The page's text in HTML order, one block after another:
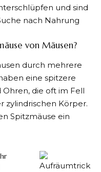
und sind
nach Nahrung
von Mäusen?
durch mehrere
eine spitzere
die oft im Fell
zylindrischen Körper.
Spitzmäuse ein